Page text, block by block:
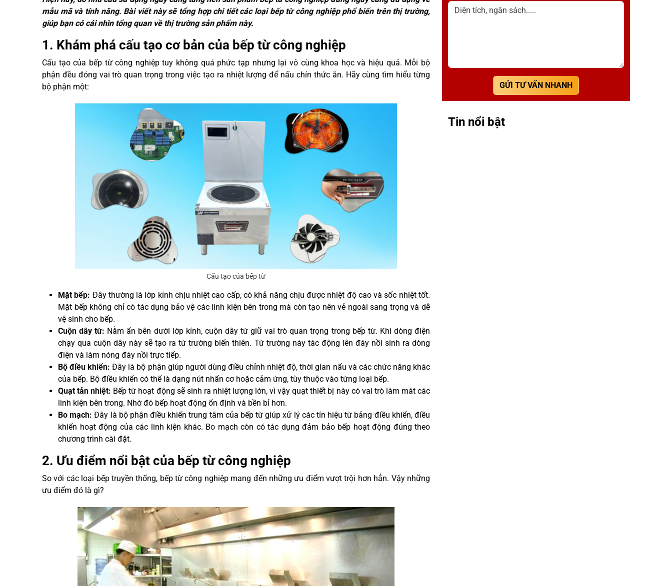
mẫu mã và tính năng. Bài viết này sẽ tổng hợp chi tiết các loại bếp từ công nghiệp phổ biến trên thị trường,
giúp bạn có cái nhìn tổng quan về thị trường sản phẩm này.
1. Khám phá cấu tạo cơ bản của bếp từ công nghiệp
Cấu tạo của bếp từ công nghiệp tuy không quá phức tạp nhưng lại vô cùng khoa học và hiệu quả. Mỗi bộ
phận đều đóng vai trò quan trọng trong việc tạo ra nhiệt lượng để nấu chín thức ăn. Hãy cùng tìm hiểu từng
bộ phận một:
Cấu tạo của bếp từ
Mặt bếp: Đây thường là lớp kính chịu nhiệt cao cấp, có khả năng chịu được nhiệt độ cao và sốc nhiệt tốt.
Mặt bếp không chỉ có tác dụng bảo vệ các linh kiện bên trong mà còn tạo nên vẻ ngoài sang trọng và dễ
vệ sinh cho bếp.
Cuộn dây từ: Nằm ẩn bên dưới lớp kính, cuộn dây từ giữ vai trò quan trọng trong bếp từ. Khi dòng điện
chạy qua cuộn dây này sẽ tạo ra từ trường biến thiên. Từ trường này tác động lên đáy nồi sinh ra dòng
điện và làm nóng đáy nồi trực tiếp.
Bộ điều khiển:Đây là bộ phận giúp người dùng điều chỉnh nhiệt độ, thời gian nấu và các chức năng khác
của bếp. Bộ điều khiển có thể là dạng nút nhấn cơ hoặc cảm ứng, tùy thuộc vào từng loại bếp.
Quạt tản nhiệt: Bếp từ hoạt động sẽ sinh ra nhiệt lượng lớn, vì vậy quạt thiết bị này có vai trò làm mát các
linh kiện bên trong. Nhờ đó bếp hoạt động ổn định và bền bỉ hơn.
Bo mạch:Đây là bộ phận điều khiển trung tâm của bếp từ giúp xử lý các tín hiệu từ bảng điều khiển, điều
khiển hoạt động của các linh kiện khác. Bo mạch còn có tác dụng đảm bảo bếp hoạt động đúng theo
chương trình cài đặt.
2. Ưu điểm nổi bật của bếp từ công nghiệp
So với các loại bếp truyền thống, bếp từ công nghiệp mang đến những ưu điểm vượt trội hơn hẳn. Vậy những
ưu điểm đó là gì?
Diện tích, ngân sách.....
GỬI TƯ VẤN NHANH
Tin nổi bật